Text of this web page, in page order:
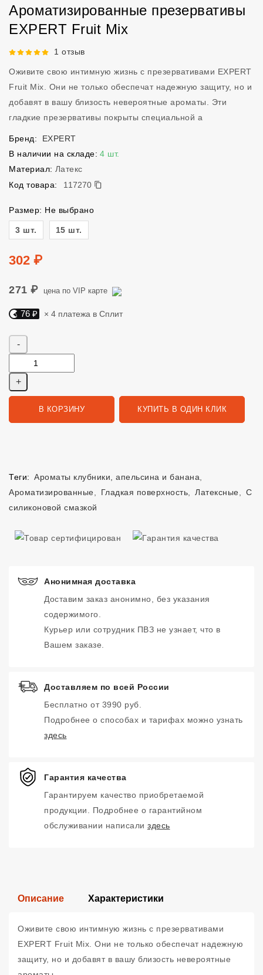
Ароматизированные презервативы
EXPERT Fruit Mix
Рейтинг 5 из 5.1 отзыв
Оживите свою интимную жизнь с презервативами EXPERT
Fruit Mix. Они не только обеспечат надежную защиту, но и
добавят в вашу близость невероятные ароматы. Эти
гладкие презервативы покрыты специальной а
Бренд:
EXPERT
В наличии на складе: 4 шт.
Материал: Латекс
Код товара:
117270
117270
Размер: Не выбрано
Размер
3 шт. 15 шт.
Цена
302 ₽
271 ₽ цена по VIP карте
Яндекс Сплит. 76 руб, 4 платежа в Сплит
76 ₽ × 4 платежа в Сплит
В КОРЗИНУ КУПИТЬ В ОДИН КЛИК
Теги: Ароматы клубники, апельсина и банана
Ароматизированные
Гладкая поверхность Латексные
С
силиконовой смазкой
Анонимная доставка
Доставим заказ анонимно, без указания
содержимого.
Курьер или сотрудник ПВЗ не узнает, что в
Вашем заказе.
Доставляем по всей России
Бесплатно от 3990 руб.
Подробнее о способах и тарифах можно узнать
здесь
Гарантия качества
Гарантируем качество приобретаемой
продукции. Подробнее о гарантийном
обслуживании написали здесь
Описание Характеристики
Оживите свою интимную жизнь с презервативами
EXPERT Fruit Mix. Они не только обеспечат надежную
защиту, но и добавят в вашу близость невероятные